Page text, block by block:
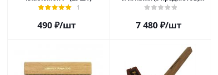
1
490 ₽/шт
SAVC005
7 480₽/шт